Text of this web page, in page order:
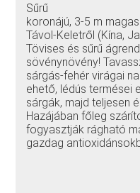
Sűrű
koronájú, 3-5 m
Távol-Keletről (Kína,
Tövises és sűrű
sövénynövény!
sárgás-fehér virágai
ehető, lédús termései
sárgák, majd teljesen
Hazájában főleg
fogyasztják rágható
gazdag